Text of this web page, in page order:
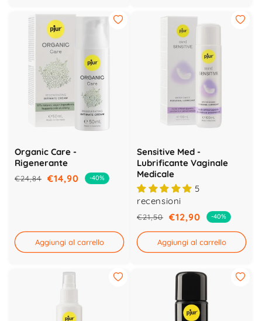
Organic Care -
Rigenerante
Prezzo
€24,84
Prezzo€14,90 -40%
Aggiungi al carrello
Sensitive Med -
Lubrificante Vaginale
Medicale
5
recensioni
Prezzo
di
listino
€21,50
Prezzo
scontato
€12,90 -40%
Aggiungi al carrello